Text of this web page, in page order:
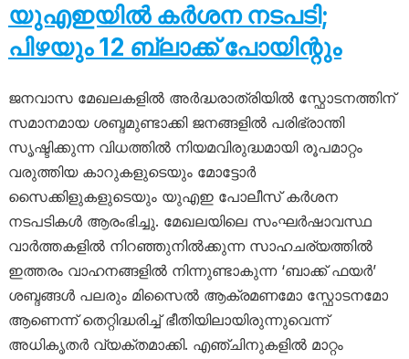
യുഎഇയിൽ കർശന നടപടി;
പിഴയും 12 ബ്ലാക്ക് പോയിന്റും
ജനവാസ മേഖലകളിൽ അർദ്ധരാത്രിയിൽ സ്ഫോടനത്തിന്
സമാനമായ ശബ്ദമുണ്ടാക്കി ജനങ്ങളിൽ പരിഭ്രാന്തി
സൃഷ്ടിക്കുന്ന വിധത്തിൽ നിയമവിരുദ്ധമായി രൂപമാറ്റം
വരുത്തിയ കാറുകളുടെയും മോട്ടോർ
സൈക്കിളുകളുടെയും യുഎഇ പോലീസ് കർശന
നടപടികൾ ആരംഭിച്ചു. മേഖലയിലെ സംഘർഷാവസ്ഥ
വാർത്തകളിൽ നിറഞ്ഞുനിൽക്കുന്ന സാഹചര്യത്തിൽ
ഇത്തരം വാഹനങ്ങളിൽ നിന്നുണ്ടാകുന്ന ‘ബാക്ക് ഫയർ’
ശബ്ദങ്ങൾ പലരും മിസൈൽ ആക്രമണമോ സ്ഫോടനമോ
ആണെന്ന് തെറ്റിദ്ധരിച്ച് ഭീതിയിലായിരുന്നുവെന്ന്
അധികൃതർ വ്യക്തമാക്കി. എഞ്ചിനുകളിൽ മാറ്റം